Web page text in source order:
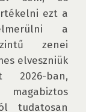
ezt a
a
zenei
elveszniük
ban,
tudatosan